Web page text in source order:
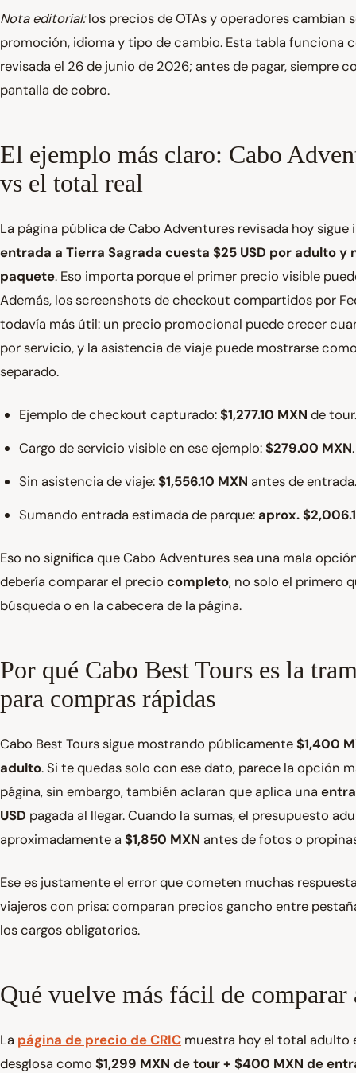
Nota editorial:los precios de OTAs y operadores cambian
promoción, idioma y tipo de cambio. Esta tabla funciona
revisada el 26 de junio de 2026; antes de pagar, siempre
pantalla de cobro.
El ejemplo más claro: Cabo
vs el total real
La página pública de Cabo Adventures revisada hoy sigue
entrada a Tierra Sagrada cuesta $25 USD por adulto y
paquete. Eso importa porque el primer precio visible
Además, los screenshots de checkout compartidos por
todavía más útil: un precio promocional puede crecer
por servicio, y la asistencia de viaje puede mostrarse
separado.
Ejemplo de checkout capturado:$1,277.10 MXN de tour.
Cargo de servicio visible en ese ejemplo:$279.00 MXN.
Sin asistencia de viaje:$1,556.10 MXN antes de entrada.
Sumando entrada estimada de parque: aprox.
Eso no significa que Cabo Adventures sea una mala
debería comparar el precio completo, no solo el primero
búsqueda o en la cabecera de la página.
Por qué Cabo Best Tours es la
para compras rápidas
Cabo Best Tours sigue mostrando públicamente$1,400
adulto. Si te quedas solo con ese dato, parece la opción
página, sin embargo, también aclaran que aplica una
USD pagada al llegar. Cuando la sumas, el presupuesto
aproximadamente a $1,850 MXN antes de fotos o
Ese es justamente el error que cometen muchas
viajeros con prisa: comparan precios gancho entre
los cargos obligatorios.
Qué vuelve más fácil de comparar
La página de precio de CRIC muestra hoy el total adulto
desglosa como $1,299 MXN de tour + $400 MXN de